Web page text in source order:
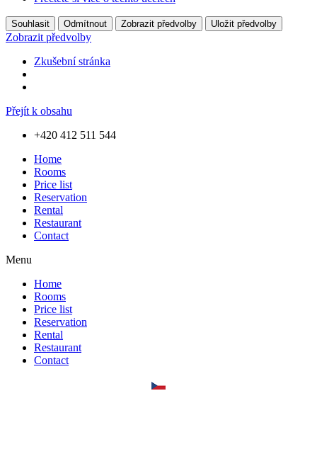
Souhlasit Odmítnout Zobrazit předvolby Uložit předvolby
Zobrazit předvolby
Zkušební stránka
Přejít k obsahu
+420 412 511 544
Home
Rooms
Price list
Reservation
Rental
Restaurant
Contact
Menu
Home
Rooms
Price list
Reservation
Rental
Restaurant
Contact